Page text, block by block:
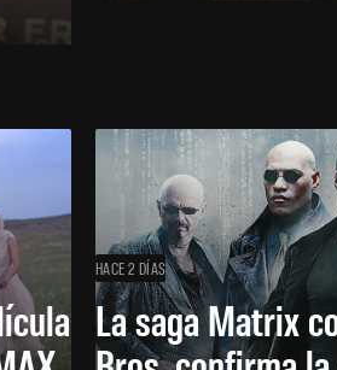
HACE 2 DÍAS
La saga Matrix